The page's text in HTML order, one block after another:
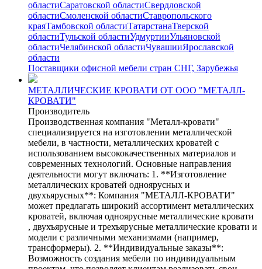
областиСаратовской областиСвердловской
областиСмоленской областиСтавропольского
краяТамбовской областиТатарстанаТверской
областиТульской областиУдмуртииУльяновской
областиЧелябинской областиЧувашииЯрославской
области
Поставщики офисной мебели стран СНГ, Зарубежья
МЕТАЛЛИЧЕСКИЕ КРОВАТИ ОТ ООО "МЕТАЛЛ-
КРОВАТИ"
Производитель
Производственная компания "Металл-кровати"
специализируется на изготовлении металлической
мебели, в частности, металлических кроватей с
использованием высококачественных материалов и
современных технологий. Основные направления
деятельности могут включать: 1. **Изготовление
металлических кроватей одноярусных и
двухъярусных**: Компания "МЕТАЛЛ-КРОВАТИ"
может предлагать широкий ассортимент металлических
кроватей, включая одноярусные металлические кровати
, двухъярусные и трехъярусные металлические кровати и
модели с различными механизмами (например,
трансформеры). 2. **Индивидуальные заказы**:
Возможность создания мебели по индивидуальным